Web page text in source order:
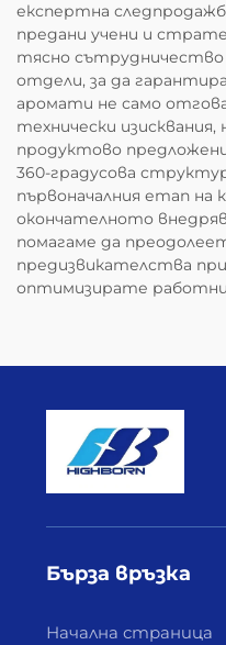
експертна
предани учени и
тясно
отдели, за да
аромати не само
технически
продуктово
360-градусова
първоначалния етап на
окончателното
помагаме да
предизвикателства
оптимизирате
Бърза връзка
Начална страница